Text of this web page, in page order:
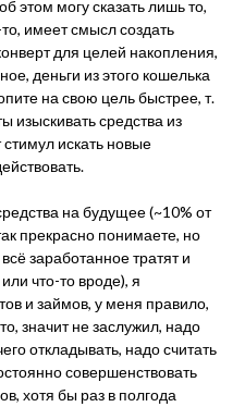
этом могу сказать лишь то,
имеет смысл создать
для целей накопления,
деньги из этого кошелька
на свою цель быстрее, т.
изыскивать средства из
стимул искать новые
на будущее (~10% от
прекрасно понимаете, но
заработанное тратят и
что-то вроде), я
и займов, у меня правило,
значит не заслужил, надо
откладывать, надо считать
совершенствовать
хотя бы раз в полгода